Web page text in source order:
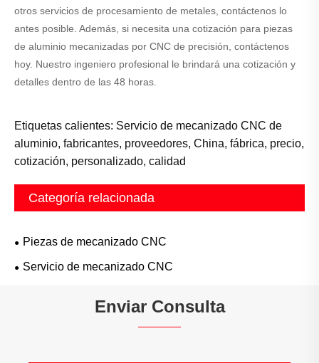
otros servicios de procesamiento de metales, contáctenos lo
antes posible. Además, si necesita una cotización para piezas
de aluminio mecanizadas por CNC de precisión, contáctenos
hoy. Nuestro ingeniero profesional le brindará una cotización y
detalles dentro de las 48 horas.
Etiquetas calientes: Servicio de mecanizado CNC de
aluminio, fabricantes, proveedores, China, fábrica, precio,
cotización, personalizado, calidad
Categoría relacionada
Piezas de mecanizado CNC
Servicio de mecanizado CNC
Enviar Consulta